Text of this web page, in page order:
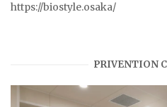
https://biostyle.osaka/
PRIVENTION